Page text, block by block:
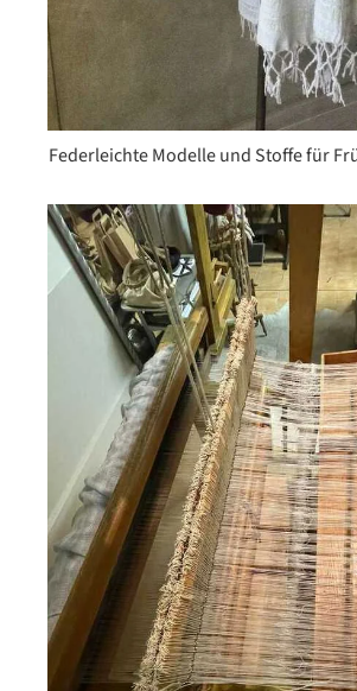
Federleichte Modelle und Stoffe für